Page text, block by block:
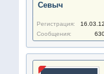
Севыч
Регистрация:
16.03.12
Сообщения: